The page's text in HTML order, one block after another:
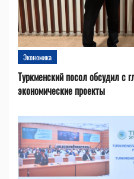
Экономика
Туркменский посол обсудил с
экономические проекты